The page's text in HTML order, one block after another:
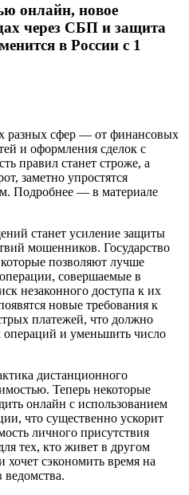
онлайн, новое
через СБП и защита
в России с 1
разных сфер — от финансовых
и оформления сделок с
правил станет строже, а
заметно упростятся
Подробнее — в материале
станет усиление защиты
мошенников. Государство
позволяют лучше
совершаемые в
незаконного доступа к их
новые требования к
платежей, что должно
операций и уменьшить число
дистанционного
Теперь некоторые
онлайн с использованием
что существенно ускорит
личного присутствия
тех, кто живет в другом
хочет сэкономить время на
ведомства.